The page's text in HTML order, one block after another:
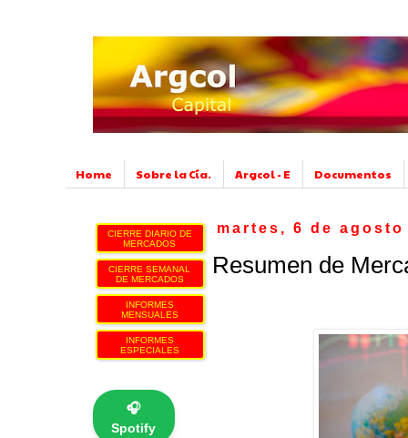
Home Sobre la Cía. Argcol - E Documentos
martes, 6 de agosto
Resumen de
CIERRE DIARIO DE
MERCADOS
CIERRE SEMANAL
DE MERCADOS
INFORMES
MENSUALES
INFORMES
ESPECIALES
🎧
Spotify